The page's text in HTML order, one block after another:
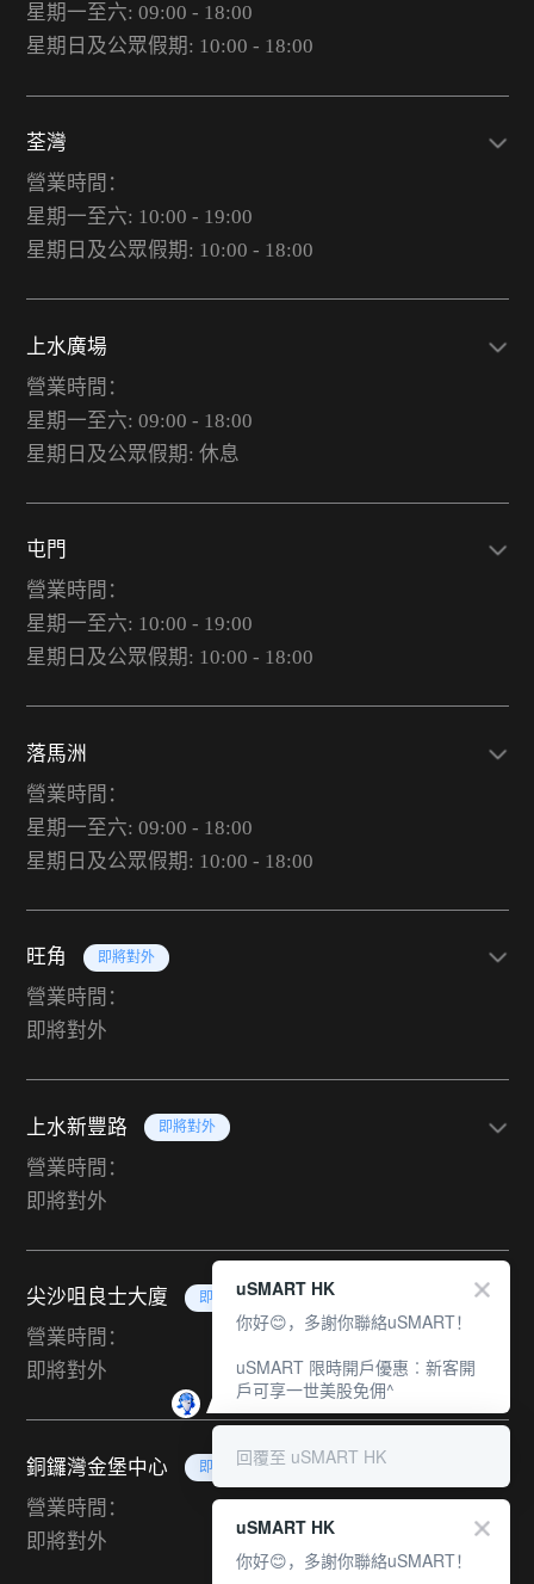
星期一至六: 09:00 - 18:00
星期日及公眾假期: 10:00 - 18:00
荃灣
營業時間：
星期一至六: 10:00 - 19:00
星期日及公眾假期: 10:00 - 18:00
上水廣場
營業時間：
星期一至六: 09:00 - 18:00
星期日及公眾假期: 休息
屯門
營業時間：
星期一至六: 10:00 - 19:00
星期日及公眾假期: 10:00 - 18:00
落馬洲
營業時間：
星期一至六: 09:00 - 18:00
星期日及公眾假期: 10:00 - 18:00
旺角 即將對外
營業時間：
即將對外
上水新豐路 即將對外
營業時間：
即將對外
尖沙咀良士大廈 即將對外
營業時間：
即將對外
銅鑼灣金堡中心 即將對外
營業時間：
即將對外
uSMART HK
你好😊，多謝你聯絡uSMART！
uSMART 限時開戶優惠︰新客開
戶可享一世美股免佣^
回覆至 uSMART HK
uSMART HK
你好😊，多謝你聯絡uSMART！